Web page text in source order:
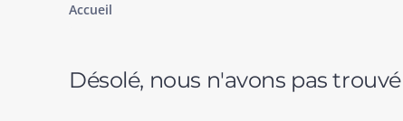
Accueil
Désolé, nous n'avons pas